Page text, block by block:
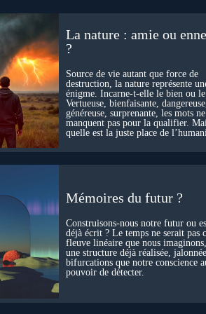
La nature : amie ou
?
Source de vie autant que force de
destruction, la nature représente
énigme. Incarne-t-elle le bien ou
Vertueuse, bienfaisante, dangereuse,
généreuse, surprenante, les mots ne
manquent pas pour la qualifier.
quelle est la juste place de
Mémoires du futur ?
Construisons-nous notre futur ou
déjà écrit ? Le temps ne serait pas
fleuve linéaire que nous
une structure déjà réalisée,
bifurcations que notre conscience
pouvoir de détecter.